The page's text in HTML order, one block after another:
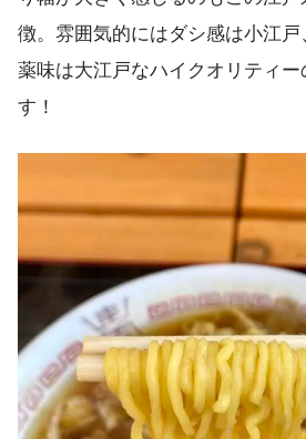
徴。雰囲気的にはダシ感は小江
薬味は大江戸なハイクオリティ
す！